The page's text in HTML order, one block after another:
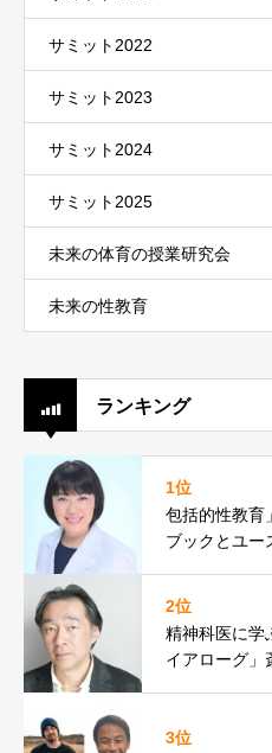
サミット2022
サミット2023
サミット2024
サミット2025
未来の体育の授業研究会
未来の性教育
ランキング
1位
包括的性教育
ブックとユ
2位
精神科医に学
イアローグ
3位